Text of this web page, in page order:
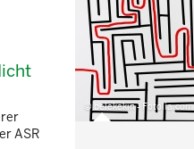
ASR
© belekekin - Fotolia.com